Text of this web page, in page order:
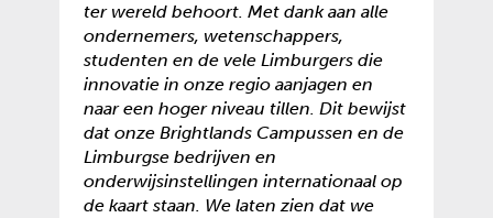
ter wereld behoort. Met dank aan alle
ondernemers, wetenschappers,
studenten en de vele Limburgers die
innovatie in onze regio aanjagen en
naar een hoger niveau tillen. Dit bewijst
dat onze Brightlands Campussen en de
Limburgse bedrijven en
onderwijsinstellingen internationaal op
de kaart staan. We laten zien dat we